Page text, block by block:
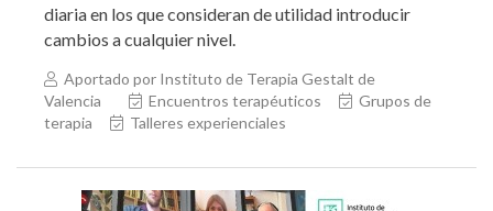
diaria en los que consideran de utilidad introducir
cambios a cualquier nivel.
Aportado por Instituto de Terapia Gestalt de
Valencia
Encuentros terapéuticos
Grupos de
terapia
Talleres experienciales